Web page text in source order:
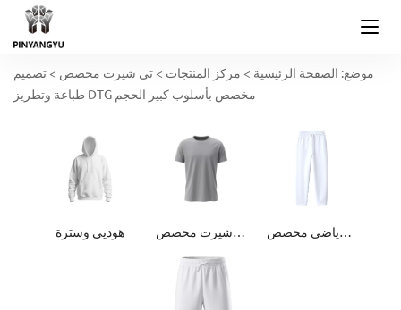
موضع: الصفحة الرئيسية > مركز المنتجات >تي شيرت مخصص >تصميم
طباعة وتطريز DTG مخصص بأسلوب كبير الحجم
هوديي وسترة تي شيرت مخصص بنطال رياضي مخصص